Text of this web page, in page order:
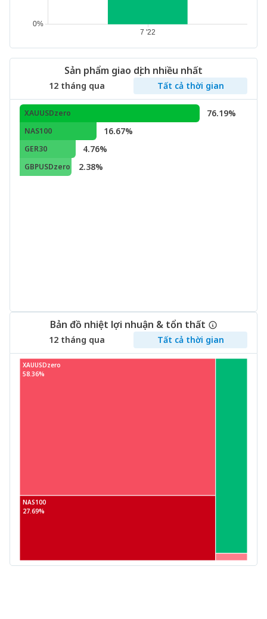
Sản phẩm giao dịch nhiều nhất
12 tháng qua Tất cả thời gian
XAUUSDzero 76.19%
NAS100 16.67%
GER30 4.76%
GBPUSDzero 2.38%
Bản đồ nhiệt lợi nhuận & tổn thất
12 tháng qua Tất cả thời gian
XAUUSDzero
NAS100
58.36%
27.69%